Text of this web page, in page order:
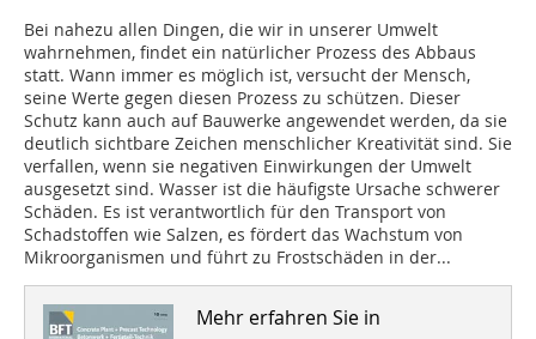
Bei nahezu allen Dingen, die wir in unserer Umwelt
wahrnehmen, findet ein natürlicher Prozess des Abbaus
statt. Wann immer es möglich ist, versucht der Mensch,
seine Werte gegen diesen Prozess zu schützen. Dieser
Schutz kann auch auf Bauwerke angewendet werden, da sie
deutlich sichtbare Zeichen menschlicher Kreativität sind. Sie
verfallen, wenn sie negativen Einwirkungen der Umwelt
ausgesetzt sind. Wasser ist die häufigste Ursache schwerer
Schäden. Es ist verantwortlich für den Transport von
Schadstoffen wie Salzen, es fördert das Wachstum von
Mikroorganismen und führt zu Frostschäden in der...
Mehr erfahren Sie in